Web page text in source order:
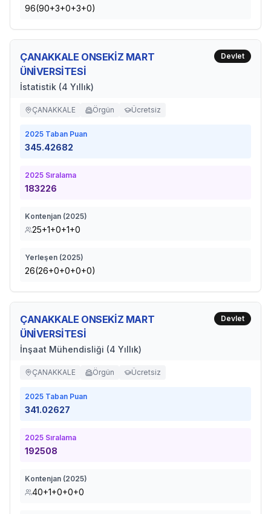
96(90+3+0+3+0)
ÇANAKKALE ONSEKİZ MART
ÜNİVERSİTESİ
İstatistik (4 Yıllık)
Devlet
ÇANAKKALE Örgün Ücretsiz
2025 Taban Puan
345.42682
2025 Sıralama
183226
Kontenjan (2025)
25+1+0+1+0
Yerleşen (2025)
26(26+0+0+0+0)
ÇANAKKALE ONSEKİZ MART
ÜNİVERSİTESİ
İnşaat Mühendisliği (4 Yıllık)
Devlet
ÇANAKKALE Örgün Ücretsiz
2025 Taban Puan
341.02627
2025 Sıralama
192508
Kontenjan (2025)
40+1+0+0+0